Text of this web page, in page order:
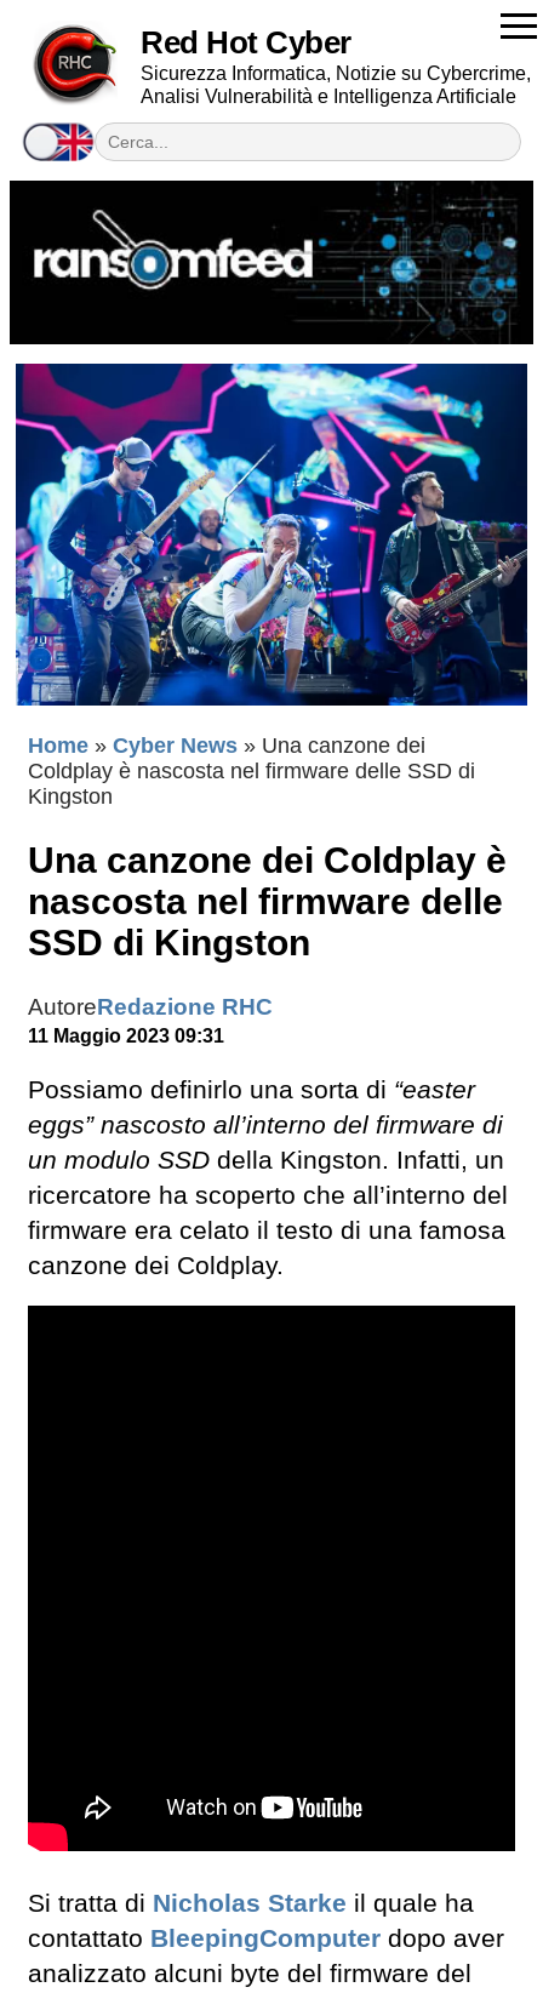
Red Hot Cyber
Sicurezza Informatica, Notizie su Cybercrime,
Analisi Vulnerabilità e Intelligenza Artificiale
Home » Cyber News » Una canzone dei
Coldplay è nascosta nel firmware delle SSD di
Kingston
Una canzone dei Coldplay è
nascosta nel firmware delle
SSD di Kingston
AutoreRedazione RHC
11 Maggio 2023 09:31
Possiamo definirlo una sorta di “easter
eggs” nascosto all’interno del firmware di
un modulo SSD della Kingston. Infatti, un
ricercatore ha scoperto che all’interno del
firmware era celato il testo di una famosa
canzone dei Coldplay.
Si tratta di Nicholas Starke il quale ha
contattato BleepingComputer dopo aver
analizzato alcuni byte del firmware del